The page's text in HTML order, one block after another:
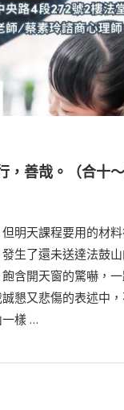
，善哉。（合十～
明天課程要用的材
生了還未送達法鼓
含開天窗的驚嚇，
懇又悲傷的表述中
一樣 …